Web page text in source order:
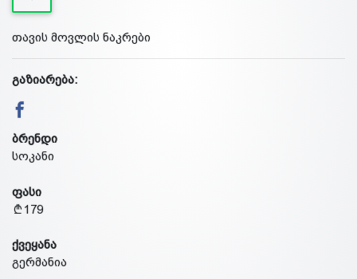
თავის მოვლის ნაკრები
გაზიარება:
ბრენდი
სოკანი
ფასი
179
ქვეყანა
გერმანია